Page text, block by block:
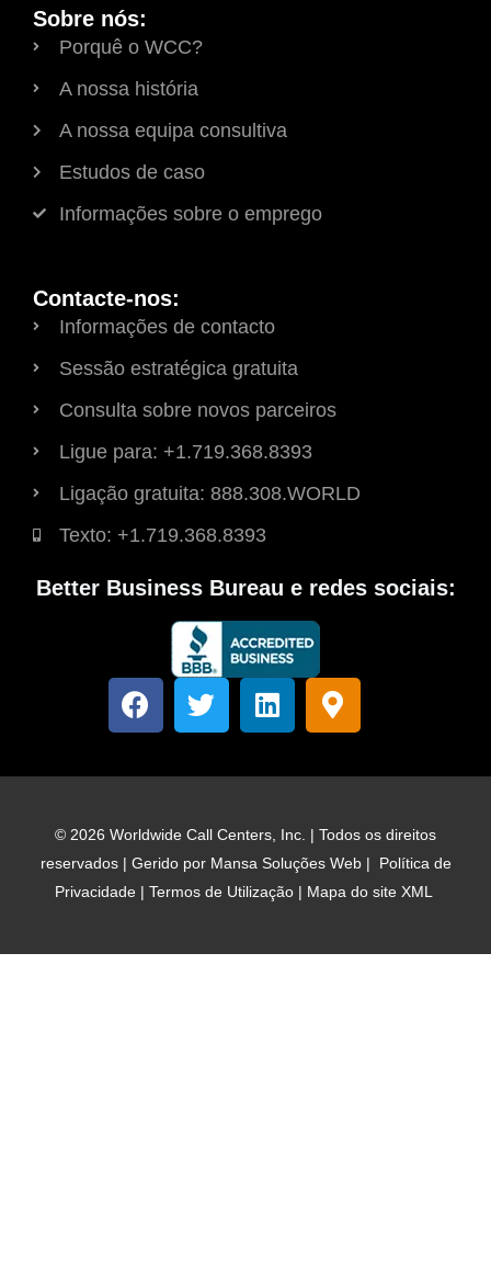
Sobre nós:
Porquê o WCC?
A nossa história
A nossa equipa consultiva
Estudos de caso
Informações sobre o emprego
Contacte-nos:
Informações de contacto
Sessão estratégica gratuita
Consulta sobre novos parceiros
Ligue para: +1.719.368.8393
Ligação gratuita: 888.308.WORLD
Texto: +1.719.368.8393
Better Business Bureau e redes sociais:
F
a
e
o
o
k
T
w
t
e
r
L
i
k
d
i
n
M
a
c
d
o
r
d
m
© 2026 Worldwide Call Centers, Inc. | Todos os direitos
reservados | Gerido por Mansa Soluções Web|
Política de
Privacidade| Termos de Utilização| Mapa do site XML